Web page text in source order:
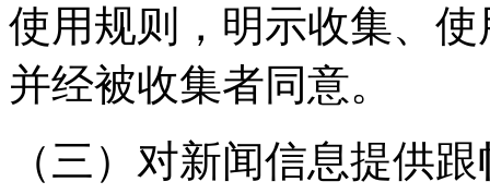
使用规则，明示收集、
并经被收集者同意。
（三）对新闻信息提供